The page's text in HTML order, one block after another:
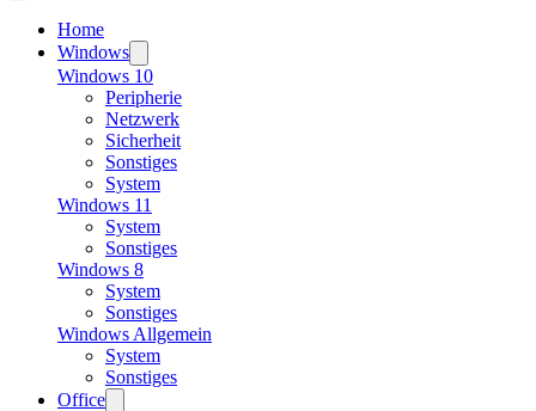
Home
Windows
Windows 10
Peripherie
Netzwerk
Sicherheit
Sonstiges
System
Windows 11
System
Sonstiges
Windows 8
System
Sonstiges
Windows Allgemein
System
Sonstiges
Office